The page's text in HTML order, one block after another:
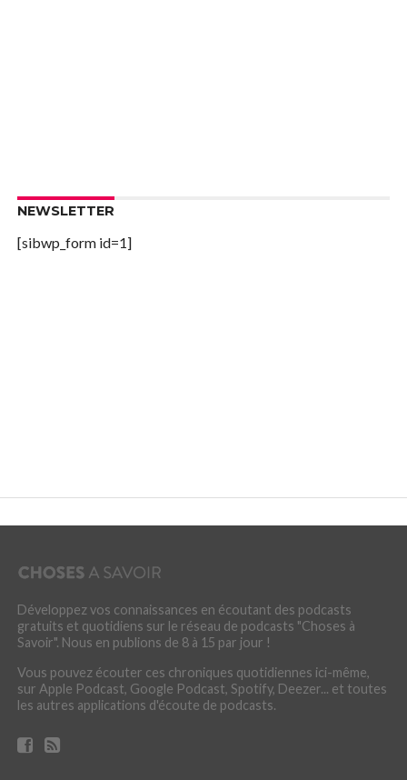
NEWSLETTER
[sibwp_form id=1]
Développez vos connaissances en écoutant des podcasts
gratuits et quotidiens sur le réseau de podcasts "Choses à
Savoir". Nous en publions de 8 à 15 par jour !
Vous pouvez écouter ces chroniques quotidiennes ici-même,
sur Apple Podcast, Google Podcast, Spotify, Deezer... et toutes
les autres applications d'écoute de podcasts.